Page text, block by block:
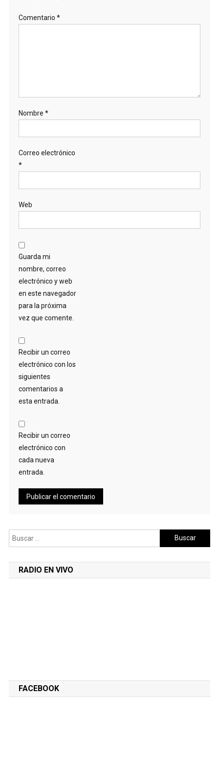
Comentario *
Nombre *
Correo electrónico
*
Web
Guarda mi
nombre, correo
electrónico y web
en este navegador
para la próxima
vez que comente.
Recibir un correo
electrónico con los
siguientes
comentarios a
esta entrada.
Recibir un correo
electrónico con
cada nueva
entrada.
Buscar:
RADIO EN VIVO
FACEBOOK